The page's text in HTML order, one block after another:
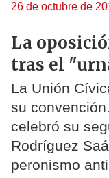
26 de octubre de
La
tras el
La Unión
su
celebró su
Rodríguez
peronismo